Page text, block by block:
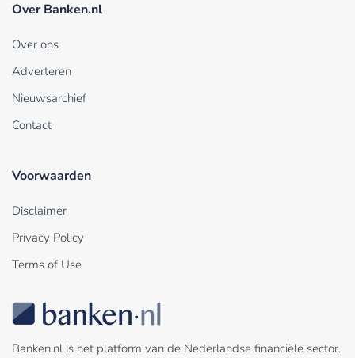
Over Banken.nl
Over ons
Adverteren
Nieuwsarchief
Contact
Voorwaarden
Disclaimer
Privacy Policy
Terms of Use
Banken.nl is het platform van de Nederlandse financiële sector.